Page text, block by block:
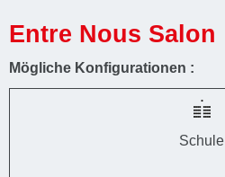
Entre Nous Salon
Mögliche Konfigurationen :
Schule